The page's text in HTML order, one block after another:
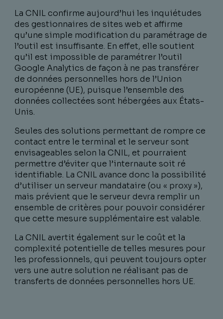
La CNIL confirme aujourd’hui les inquiétudes
des gestionnaires de sites web et affirme
qu’une simple modification du paramétrage de
l’outil est insuffisante. En effet, elle soutient
qu’il est impossible de paramétrer l’outil
Google Analytics de façon à ne pas transférer
de données personnelles hors de l’Union
européenne (UE), puisque l’ensemble des
données collectées sont hébergées aux États-
Unis.
Seules des solutions permettant de rompre ce
contact entre le terminal et le serveur sont
envisageables selon la CNIL, et pourraient
permettre d’éviter que l’internaute soit ré
identifiable. La CNIL avance donc la possibilité
d’utiliser un serveur mandataire (ou « proxy »),
mais prévient que le serveur devra remplir un
ensemble de critères pour pouvoir considérer
que cette mesure supplémentaire est valable.
La CNIL avertit également sur le coût et la
complexité potentielle de telles mesures pour
les professionnels, qui peuvent toujours opter
vers une autre solution ne réalisant pas de
transferts de données personnelles hors UE.